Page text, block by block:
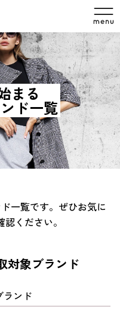
まる
ド一覧
一覧です。ぜひお気に
ください。
対象ブランド
ランド